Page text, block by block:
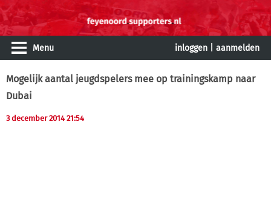
Menu inloggen aanmelden
Mogelijk aantal jeugdspelers mee op trainingskamp naar
Dubai
3 december 2014 21:54